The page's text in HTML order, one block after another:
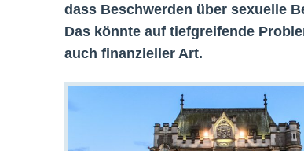
dass Beschwerden über sexuelle
Das könnte auf tiefgreifende
auch finanzieller Art.